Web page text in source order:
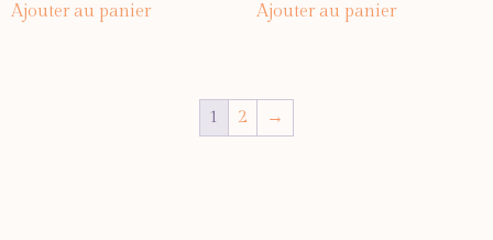
Ajouter au panier Ajouter au panier
1 2 →